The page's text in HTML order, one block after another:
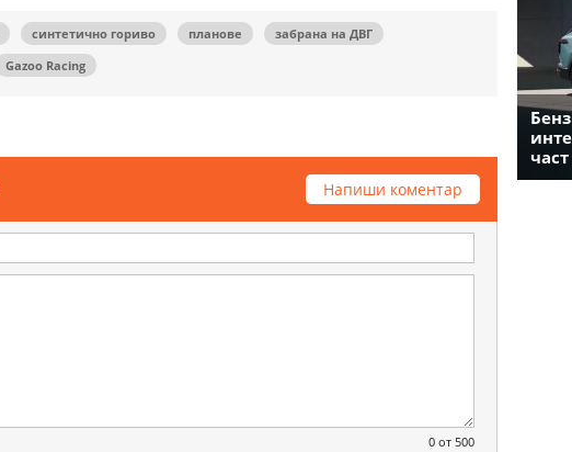
синтетично гориво планове
забрана на ДВГ
Gazoo Racing
Напиши коментар
0 от 500
част